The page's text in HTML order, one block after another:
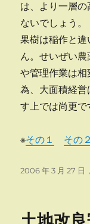
は、より一層
ないでしょう。
果樹は稲作と
ん。せいぜい
や管理作業は
為、大面積経
す上では尚更で
※その１ その２
投
2006 年 3 月 27 日